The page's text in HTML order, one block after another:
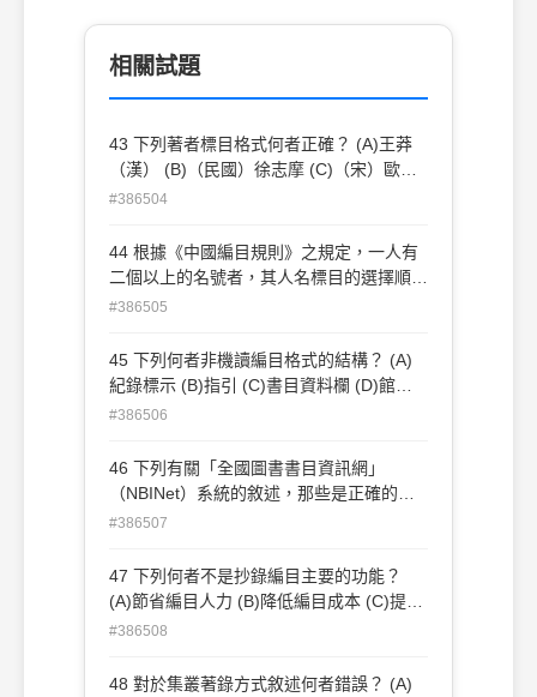
相關試題
43 下列著者標目格式何者正確？ (A)王莽
（漢） (B)（民國）徐志摩 (C)（宋）歐陽
修 (D)鄭成功
#386504
44 根據《中國編目規則》之規定，一人有
二個以上的名號者，其人名標目的選擇順序
應為何？①文獻中最常用者 ②最著稱者 ③
(A)①②③④ (B)②③①④ (C)②④①③
(D)③④①②
#386505
45 下列何者非機讀編目格式的結構？ (A)
紀錄標示 (B)指引 (C)書目資料欄 (D)館藏
格式
#386506
46 下列有關「全國圖書書目資訊網」
（NBINet）系統的敘述，那些是正確的？
①採用集中式的書目資料庫架構 ②提供
料庫記錄係透過OAI方式更新 ④具備線上聯
合目錄的功能 (A)僅①② (B)僅①③
#386507
47 下列何者不是抄錄編目主要的功能？
(A)節省編目人力 (B)降低編目成本 (C)提高
編目時效性 (D)促進編目專業教育
#386508
48 對於集叢著錄方式敘述何者錯誤？ (A)